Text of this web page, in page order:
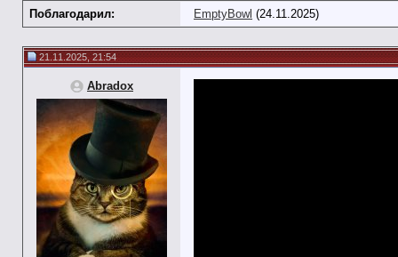
Поблагодарил: EmptyBowl (24.11.2025)
21.11.2025, 21:54
Abradox